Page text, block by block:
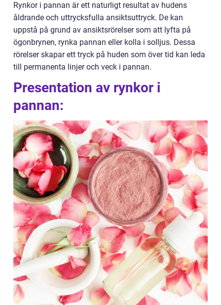
Rynkor i pannan är ett naturligt resultat av hudens
åldrande och uttrycksfulla ansiktsuttryck. De kan
uppstå på grund av ansiktsrörelser som att lyfta på
ögonbrynen, rynka pannan eller kolla i solljus. Dessa
rörelser skapar ett tryck på huden som över tid kan leda
till permanenta linjer och veck i pannan.
Presentation av rynkor i
pannan: